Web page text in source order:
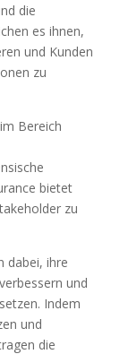
die
es ihnen,
und Kunden
zu
Bereich
bietet
zu
dabei, ihre
und
Indem
und
die